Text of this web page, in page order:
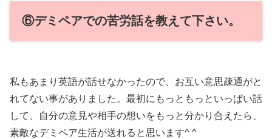
⑥デミペアでの苦労話を教えて下さい。
私もあまり英語が話せなかったので、お互い意思疎通がと
れてない事がありました。最初にもっともっといっぱい話
して、自分の意見や相手の想いをもっと分かり合えたら、
素敵なデミペア生活が送れると思います^ ^